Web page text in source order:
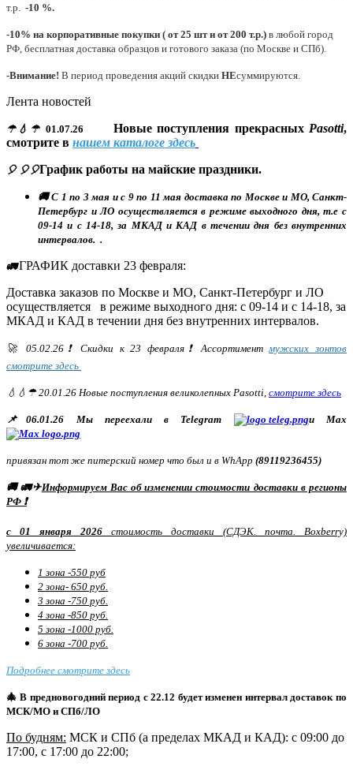
т.р. -10 %.
-10% на корпоративные покупки ( от 25 шт и от 200 т.р.) в любой город
РФ, бесплатная доставка образцов и готового заказа (по Москве и СПб).
-Внимание! В период проведения акций скидки НЕсуммируются.
Лента новостей
☂💧☂ 01.07.26 Новые поступления прекрасных Pasotti,
смотрите в нашем каталоге здесь
🎈 🎈🎈График работы на майские праздники.
🚚 С 1 по 3 мая и с 9 по 11 мая доставка по Москве и МО, Санкт-
Петербург и ЛО осуществляется в режиме выходного дня, т.е с
09-14 и с 14-18, за МКАД и КАД в течении дня без внутренних
интервалов. .
🚛ГРАФИК доставки 23 февраля:
Доставка заказов по Москве и МО, Санкт-Петербург и ЛО
осуществляется в режиме выходного дня: с 09-14 и с 14-18, за
МКАД и КАД в течении дня без внутренних интервалов.
🚀 05.02.26❗ Скидки к 23 февраля❗ Ассортимент мужских зонтов
смотрите здесь
💧💧☂ 20.01.26 Новые поступления великолепных Pasotti, смотрите здесь
📌06.01.26 Мы переехали в Telegram и Max
привязан тот же питерский номер что был и в WhApp (89119236455)
🚚 🚛✈Информируем Вас об изменении стоимости доставки в регионы
РФ ❗
с 01 января 2026 стоимость доставки (СДЭК. почта. Boxberry)
увеличивается:
1 зона -550 руб
2 зона- 650 руб.
3 зона -750 руб.
4 зона -850 руб.
5 зона -1000 руб.
6 зона -700 руб.
Подробнее смотрите здесь
🎄 В предновогодний период с 22.12 будет изменен интервал доставок по
МСК/МО и СПб/ЛО
По будням: МСК и СПб (а пределах МКАД и КАД): с 09:00 до
17:00, с 17:00 до 22:00;